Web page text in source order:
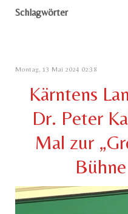
Schlagwörter
Montag, 13 Mai 2024 02:38
Kärntens
Dr. Peter
Mal zur